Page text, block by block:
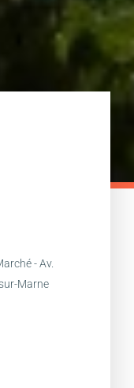
- Av.
Marne